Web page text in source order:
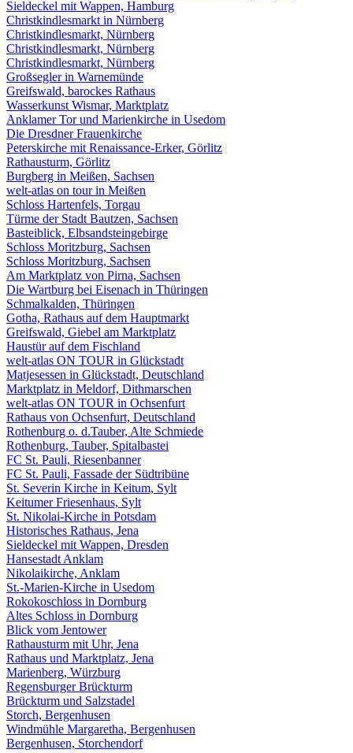
Sieldeckel mit Wappen, Hamburg
Christkindlesmarkt in Nürnberg
Christkindlesmarkt, Nürnberg
Christkindlesmarkt, Nürnberg
Christkindlesmarkt, Nürnberg
Großsegler in Warnemünde
Greifswald, barockes Rathaus
Wasserkunst Wismar, Marktplatz
Anklamer Tor und Marienkirche in Usedom
Die Dresdner Frauenkirche
Peterskirche mit Renaissance-Erker, Görlitz
Rathausturm, Görlitz
Burgberg in Meißen, Sachsen
welt-atlas on tour in Meißen
Schloss Hartenfels, Torgau
Türme der Stadt Bautzen, Sachsen
Basteiblick, Elbsandsteingebirge
Schloss Moritzburg, Sachsen
Schloss Moritzburg, Sachsen
Am Marktplatz von Pirna, Sachsen
Die Wartburg bei Eisenach in Thüringen
Schmalkalden, Thüringen
Gotha, Rathaus auf dem Hauptmarkt
Greifswald, Giebel am Marktplatz
Haustür auf dem Fischland
welt-atlas ON TOUR in Glückstadt
Matjesessen in Glückstadt, Deutschland
Marktplatz in Meldorf, Dithmarschen
welt-atlas ON TOUR in Ochsenfurt
Rathaus von Ochsenfurt, Deutschland
Rothenburg o. d.Tauber, Alte Schmiede
Rothenburg, Tauber, Spitalbastei
FC St. Pauli, Riesenbanner
FC St. Pauli, Fassade der Südtribüne
St. Severin Kirche in Keitum, Sylt
Keitumer Friesenhaus, Sylt
St. Nikolai-Kirche in Potsdam
Historisches Rathaus, Jena
Sieldeckel mit Wappen, Dresden
Hansestadt Anklam
Nikolaikirche, Anklam
St.-Marien-Kirche in Usedom
Rokokoschloss in Dornburg
Altes Schloss in Dornburg
Blick vom Jentower
Rathausturm mit Uhr, Jena
Rathaus und Marktplatz, Jena
Marienberg, Würzburg
Regensburger Brückturm
Brückturm und Salzstadel
Storch, Bergenhusen
Windmühle Margaretha, Bergenhusen
Bergenhusen, Storchendorf